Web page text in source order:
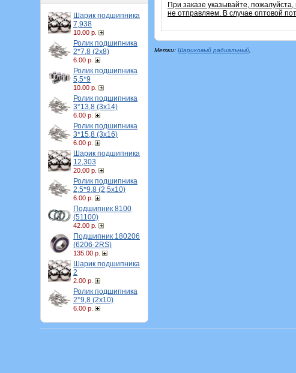
Шарик подшипника
7,938
10.00 р.
Ролик подшипника
2*7,8 (2х8)
6.00 р.
Ролик подшипника
5,5*9
10.00 р.
Ролик подшипника
3*13,8 (3х14)
6.00 р.
Ролик подшипника
3*15,8 (3х16)
6.00 р.
Шарик подшипника
12,303
20.00 р.
Ролик подшипника
2,5*9,8 (2,5х10)
6.00 р.
Подшипник 8100
(51100)
42.00 р.
Подшипник 180206
(6206-2RS)
135.00 р.
Шарик подшипника
2
2.00 р.
Ролик подшипника
2*9,8 (2х10)
6.00 р.
При заказе указывайте,
не отправляем. В случае оптовой
Метки: Шариковый радиальный